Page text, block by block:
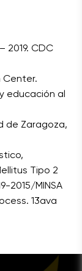
2019. CDC
Center.
educación al
de Zaragoza,
Tipo 2
2015/MINSA
13ava